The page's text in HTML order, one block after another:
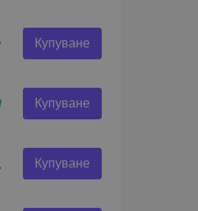
Купуване
Купуване
Купуване